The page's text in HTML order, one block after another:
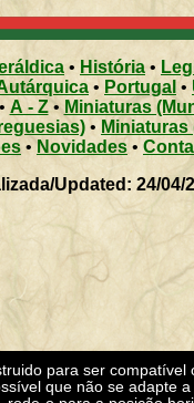
• História •
• Portugal •
A - Z• Miniaturas
• Miniaturas
•Novidades •
Updated: 24/04/
para ser compatível
que não se adapte